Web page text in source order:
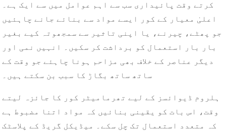
کرتے وقت پائیداری سب سے اہم عوامل میں سے ایک ہے۔
اعلیٰ معیار کے کور ایسے مواد سے بنائے جانے چاہئیں
جو پھٹے، چیرنے، یا اپنی تاثیر سے سمجھوتہ کیے بغیر
بار بار استعمال کو برداشت کر سکیں۔ انہیں نمی اور
دیگر عناصر کے خلاف بھی مزاحم ہونا چاہئے جو وقت کے
ساتھ ساتھ بگاڑ کا سبب بن سکتے ہیں۔
ہلروم ڈیوائسز کے لیے تھرمامیٹر کور کا جائزہ لیتے
وقت، اس بات کو یقینی بنائیں کہ مواد اتنا مضبوط ہے
کہ متعدد استعمال تک چل سکے۔ میڈیکل گریڈ کے پلاسٹک